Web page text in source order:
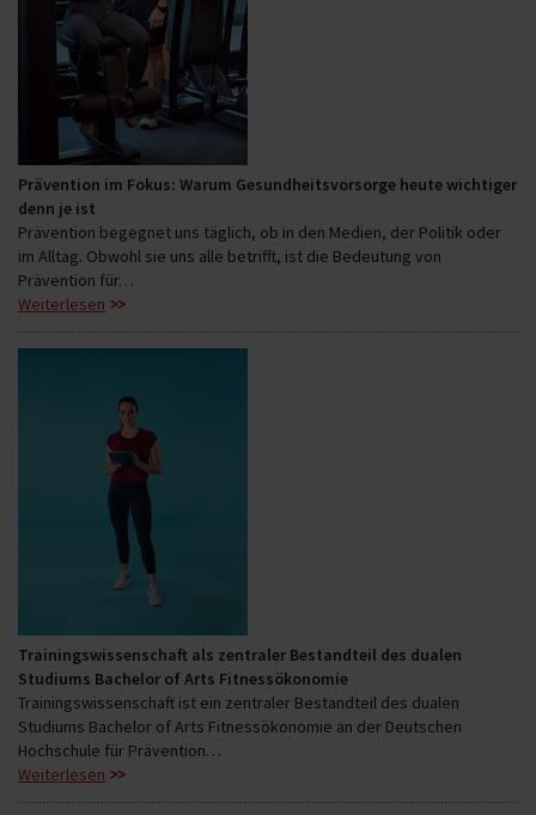
Prävention im Fokus: Warum Gesundheitsvorsorge heute wichtiger
denn je ist
Prävention begegnet uns täglich, ob in den Medien, der Politik oder
im Alltag. Obwohl sie uns alle betrifft, ist die Bedeutung von
Prävention für…
Weiterlesen
Trainingswissenschaft als zentraler Bestandteil des dualen
Studiums Bachelor of Arts Fitnessökonomie
Trainingswissenschaft ist ein zentraler Bestandteil des dualen
Studiums Bachelor of Arts Fitnessökonomie an der Deutschen
Hochschule für Prävention…
Weiterlesen